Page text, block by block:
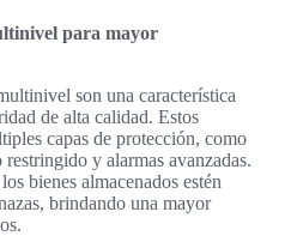
para mayor
son una característica
de alta calidad. Estos
capas de protección, como
y alarmas avanzadas.
bienes almacenados estén
brindando una mayor